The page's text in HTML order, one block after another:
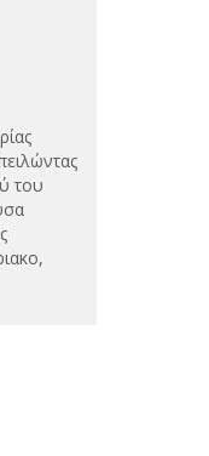
του